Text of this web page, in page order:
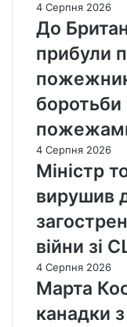
4 Серпня 2026
До
прибули
боротьби
4 Серпня 2026
Міністр
вирушив
війни зі
4 Серпня 2026
Марта
канадки